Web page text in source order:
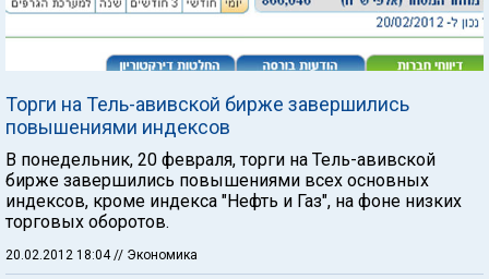
Торги на Тель-авивской бирже завершились
повышениями индексов
В понедельник, 20 февраля, торги на Тель-авивской
бирже завершились повышениями всех основных
индексов, кроме индекса "Нефть и Газ", на фоне низких
торговых оборотов.
20.02.2012 18:04 // Экономика